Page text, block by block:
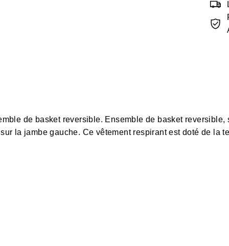
de basket reversible. Ensemble de basket
la jambe gauche. Ce vêtement respirant est doté de la